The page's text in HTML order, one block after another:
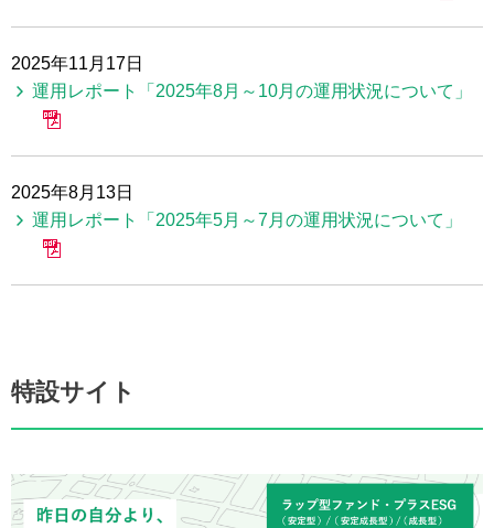
2025年11月17日
運用レポート「2025年8月～10月の運用状況について」
2025年8月13日
運用レポート「2025年5月～7月の運用状況について」
特設サイト